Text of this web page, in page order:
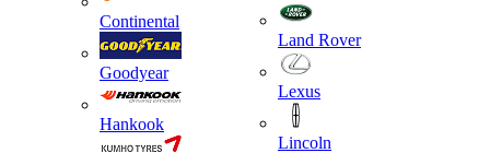
Continental
Goodyear
Hankook
Land Rover
Lexus
Lincoln